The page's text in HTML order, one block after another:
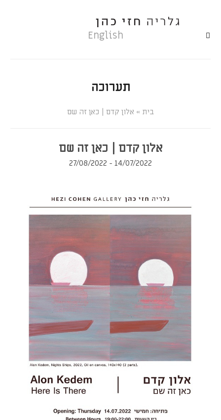
English
תערוכה
» אלון קדם | כאן זה שם
אלון קדם | כאן זה שם
14/07/2022 - 27/08/2022